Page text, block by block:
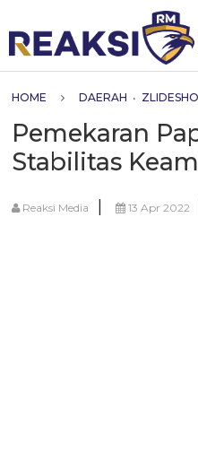
HOME DAERAH •
Pemekaran
Stabilitas
Reaksi Media | 13 Apr 2022